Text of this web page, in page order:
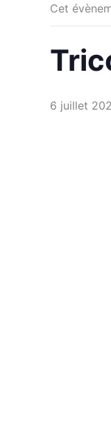
Cet
6 juillet